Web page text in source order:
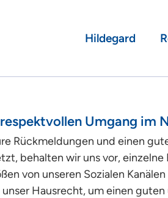
Hildegard
Umgang im
Rückmeldungen und einen
behalten wir uns vor,
von unseren Sozialen
Hausrecht, um einen